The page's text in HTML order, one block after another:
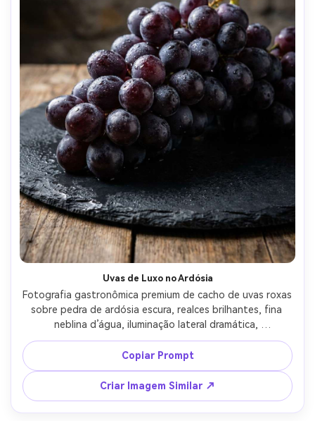
Uvas de Luxo no Ardósia
Fotografia gastronômica premium de cacho de uvas roxas
sobre pedra de ardósia escura, realces brilhantes, fina
neblina d’água, iluminação lateral dramática,
profundidade de campo rasa, fotografado com Nikon Z8
e lente de 105mm f/2.8, contraste rico, estética de menu
de restaurante sofisticado --ar 4:5
Copiar Prompt
Criar Imagem Similar ↗